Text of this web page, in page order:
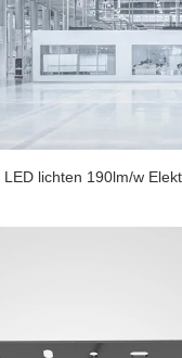
lichten 190lm/w